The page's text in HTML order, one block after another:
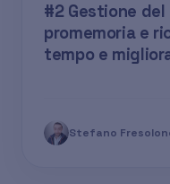
#2 Gestione
promemoria e
tempo e
Stefano